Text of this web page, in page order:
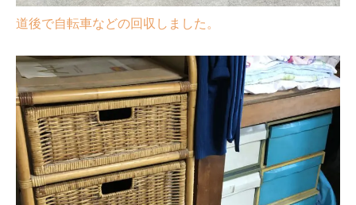
道後で自転車などの回収しました。